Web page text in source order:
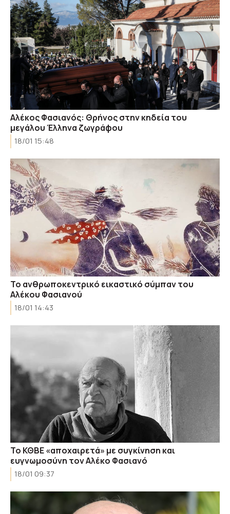
Αλέκος Φασιανός: Θρήνος στην κηδεία του
μεγάλου Έλληνα ζωγράφου
18/01 15:48
Το ανθρωποκεντρικό εικαστικό σύμπαν του
Αλέκου Φασιανού
18/01 14:43
Το ΚΘΒΕ «αποχαιρετά» με συγκίνηση και
ευγνωμοσύνη τον Αλέκο Φασιανό
18/01 09:37